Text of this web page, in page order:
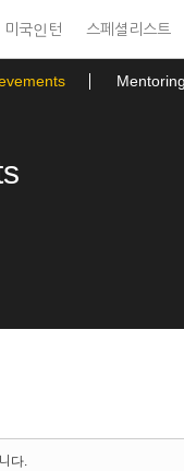
미국인턴 스페셜리스트
Mentoring
다.